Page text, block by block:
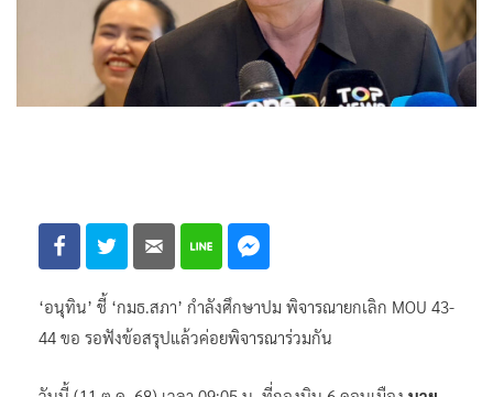
‘อนุทิน’ ชี้ ‘กมธ.สภา’ กำลังศึกษาปม พิจารณายกเลิก MOU 43-
44 ขอ รอฟังข้อสรุปแล้วค่อยพิจารณาร่วมกัน